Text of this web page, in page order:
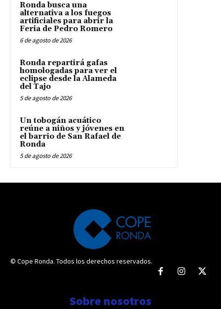
Ronda busca una
alternativa a los fuegos
artificiales para abrir la
Feria de Pedro Romero
6 de agosto de 2026
Ronda repartirá gafas
homologadas para ver el
eclipse desde la Alameda
del Tajo
5 de agosto de 2026
Un tobogán acuático
reúne a niños y jóvenes en
el barrio de San Rafael de
Ronda
5 de agosto de 2026
© Cope Ronda. Todos los derechos reservados.
Sobre nosotros